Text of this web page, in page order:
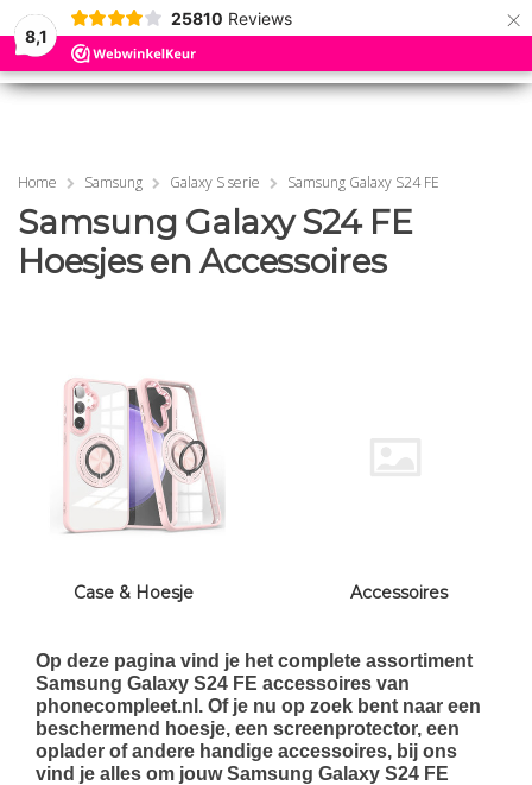
8,1
25810 Reviews ×
MENU
MENU
Home Samsung Galaxy S serie Samsung Galaxy S24 FE
Samsung Galaxy S24 FE
Hoesjes en Accessoires
Case & Hoesje Accessoires
Op deze pagina vind je het complete assortiment
Samsung Galaxy S24 FE accessoires van
phonecompleet.nl. Of je nu op zoek bent naar een
beschermend hoesje, een screenprotector, een
oplader of andere handige accessoires, bij ons
vind je alles om jouw Samsung Galaxy S24 FE